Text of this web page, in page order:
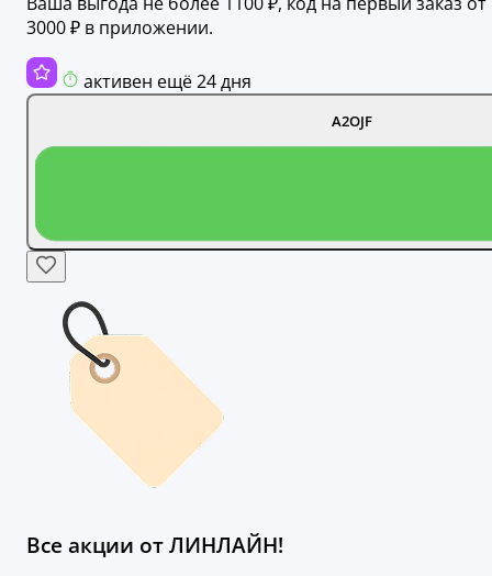
3000 ₽ в приложении.
активен ещё 24 дня
A2OJF
Все акции от ЛИНЛАЙН!